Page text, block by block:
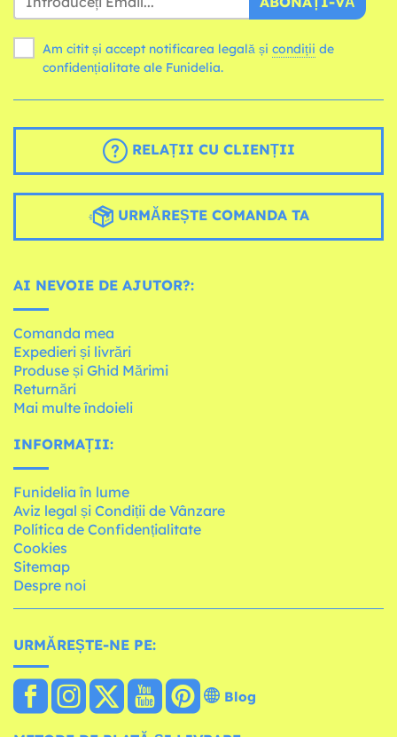
Am citit și accept notificarea legală și condiții
confidențialitate ale Funidelia.
RELAȚII CU CLIENȚII
URMĂREȘTE COMANDA TA
AI NEVOIE DE AJUTOR?:
Comanda mea
Expedieri și livrări
Produse și Ghid Mărimi
Returnări
Mai multe îndoieli
INFORMAȚII:
Funidelia în lume
Aviz legal și Condiții de Vânzare
Política de Confidențialitate
Cookies
Sitemap
Despre noi
URMĂREȘTE-NE PE:
Blog